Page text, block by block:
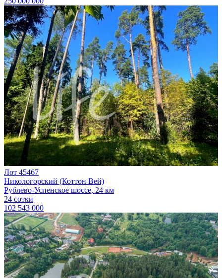
Лот 45467
Никологорский (Коттон Вей)
Рублево-Успенское шоссе, 24 км
24 сотки
102 543 000